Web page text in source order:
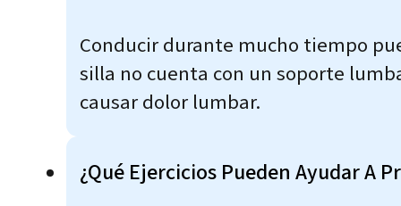
Conducir durante mucho tiempo
silla no cuenta con un soporte
causar dolor lumbar.
¿Qué Ejercicios Pueden Ayudar A